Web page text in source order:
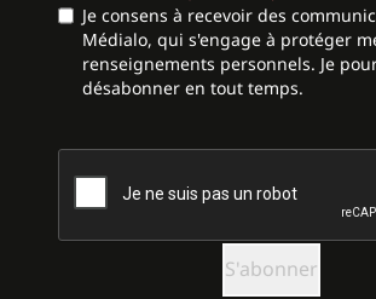
Je consens à recevoir des
Médialo, qui s'engage à protéger
renseignements personnels. Je
désabonner en tout temps.
CAPTCHA